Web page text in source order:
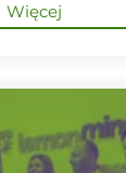
Więcej